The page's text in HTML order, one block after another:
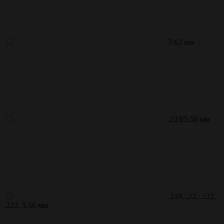
7.62 мм
.223/5.56 мм
.219, .22, .222,
.223, 5.56 мм